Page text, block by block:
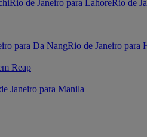
Rio de Janeiro para LahoreRio de
para Da NangRio de Janeiro para
Reap
Janeiro para Manila